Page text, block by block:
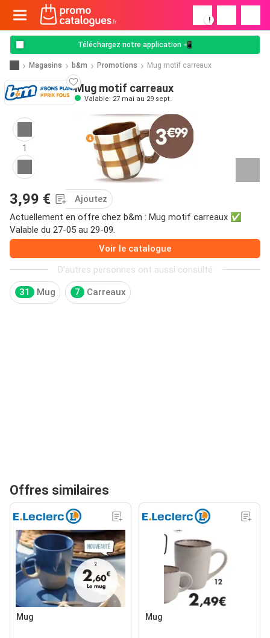
!
Téléchargez notre application 📲
Magasins b&m Promotions Mug motif carreaux
Mug motif carreaux
Valable: 27 mai au 29 sept.
1
3,99 €
Ajoutez
Actuellement en offre chez b&m : Mug motif carreaux ✅
Valable du 27-05 au 29-09.
Voir le catalogue
D'autres personnes ont aussi consulté
31 Mug 7 Carreaux
Offres similaires
Mug Mug